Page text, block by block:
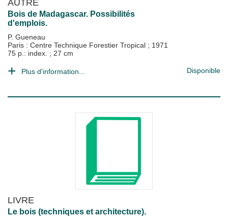
AUTRE
Bois de Madagascar. Possibilités
d'emplois.
P. Gueneau
Paris : Centre Technique Forestier Tropical ; 1971
75 p.: index. ; 27 cm
Plus d'information... Disponible
LIVRE
Le bois (techniques et architecture).